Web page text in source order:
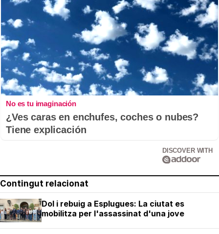
No es tu imaginación
¿Ves caras en enchufes, coches o nubes?
Tiene explicación
DISCOVER WITH
Contingut relacionat
Dol i rebuig a Esplugues: La ciutat es
mobilitza per l'assassinat d'una jove